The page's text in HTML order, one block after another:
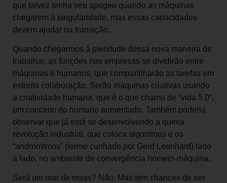
que talvez tenha seu apogeu quando as máquinas
chegarem à singularidade, mas essas capacidades
devem ajudar na transição.
Quando chegarmos à plenitude dessa nova maneira de
trabalhar, as funções nas empresas se dividirão entre
máquinas e humanos, que compartilharão as tarefas em
estreita colaboração. Serão máquinas criativas usando
a criatividade humana, que é o que chamo de “vida 5.0”,
um conceito do humano aumentado. Também poderia
observar que já está se desenvolvendo a quinta
revolução industrial, que coloca algoritmos e os
“androrritmos” (termo cunhado por Gerd Leonhard) lado
a lado, no ambiente de convergência homem-máquina.
Será um mar de rosas? Não. Mas tem chances de ser